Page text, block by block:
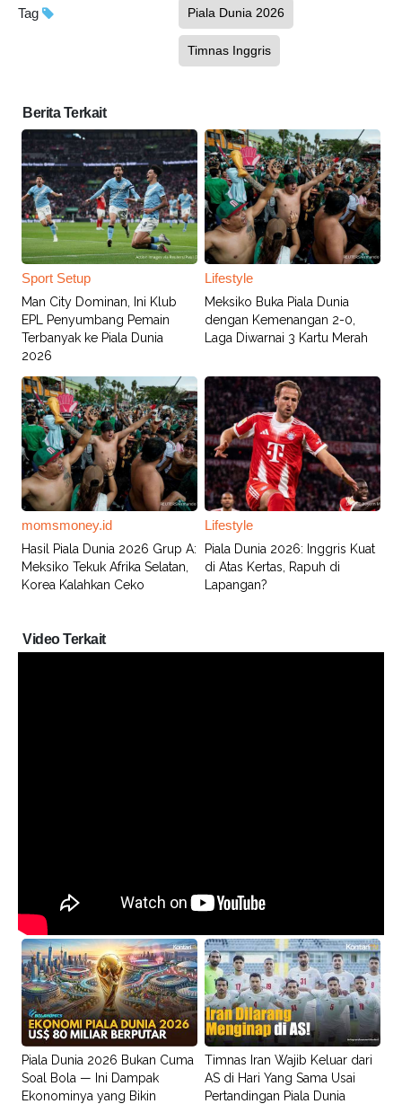
Tag Piala Dunia 2026
Timnas Inggris
Berita Terkait
Sport Setup
Man City Dominan, Ini Klub
EPL Penyumbang Pemain
Terbanyak ke Piala Dunia
2026
Lifestyle
Meksiko Buka Piala Dunia
dengan Kemenangan 2-0,
Laga Diwarnai 3 Kartu Merah
momsmoney.id
Hasil Piala Dunia 2026 Grup A:
Meksiko Tekuk Afrika Selatan,
Korea Kalahkan Ceko
Lifestyle
Piala Dunia 2026: Inggris Kuat
di Atas Kertas, Rapuh di
Lapangan?
Video Terkait
Piala Dunia 2026 Bukan Cuma
Soal Bola — Ini Dampak
Ekonominya yang Bikin
Timnas Iran Wajib Keluar dari
AS di Hari Yang Sama Usai
Pertandingan Piala Dunia